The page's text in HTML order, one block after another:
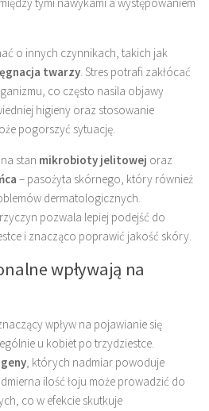
o innych czynnikach, takich jak
twarzy. Stres potrafi zakłócać
co często nasila objawy
higieny oraz stosowanie
pogorszyć sytuację.
stan mikrobioty jelitowej oraz
– pasożyta skórnego, który również
dermatologicznych.
pozwala lepiej podejść do
i znacząco poprawić jakość skóry.
wpływają na
wpływ na pojawianie się
u kobiet po trzydziestce.
, których nadmiar powoduje
ilość łoju może prowadzić do
co w efekcie skutkuje